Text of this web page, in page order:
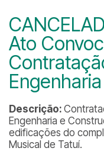
Ato
Engenharia
Descrição:
Engenharia e
edificações do
Musical de Tatuí.